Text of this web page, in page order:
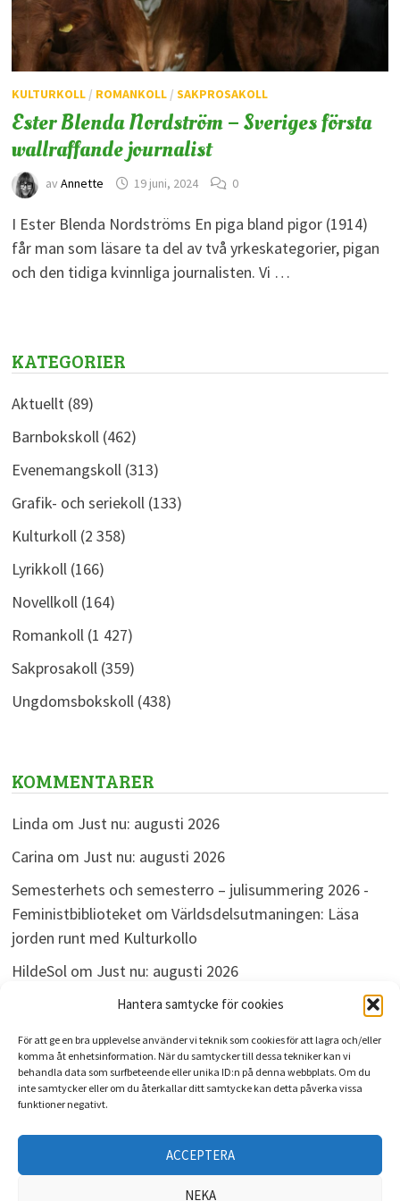
Hantera samtycke för cookies
För att ge en bra upplevelse använder vi teknik som cookies för att lagra och/eller
komma åt enhetsinformation. När du samtycker till dessa tekniker kan vi
behandla data som surfbeteende eller unika ID:n på denna webbplats. Om du
inte samtycker eller om du återkallar ditt samtycke kan detta påverka vissa
funktioner negativt.
ACCEPTERA
NEKA
KULTURKOLL/ ROMANKOLL/ SAKPROSAKOLL
Ester Blenda Nordström – Sveriges första
wallraffande journalist
av Annette 19 juni, 2024 0
I Ester Blenda Nordströms En piga bland pigor (1914)
får man som läsare ta del av två yrkeskategorier, pigan
och den tidiga kvinnliga journalisten. Vi …
KATEGORIER
Aktuellt(89)
Barnbokskoll(462)
Evenemangskoll(313)
Grafik- och seriekoll(133)
Kulturkoll(2 358)
Lyrikkoll(166)
Novellkoll(164)
Romankoll(1 427)
Sakprosakoll(359)
Ungdomsbokskoll(438)
KOMMENTARER
Linda om Just nu: augusti 2026
Carina om Just nu: augusti 2026
Semesterhets och semesterro – julisummering 2026 -
Feministbiblioteketom Världsdelsutmaningen: Läsa
jorden runt med Kulturkollo
HildeSolom Just nu: augusti 2026
omJust nu: augusti 2026
ARKIV